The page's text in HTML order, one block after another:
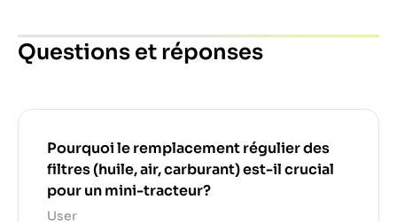
Questions et réponses
Pourquoi le remplacement régulier des
filtres (huile, air, carburant) est-il crucial
pour un mini-tracteur?
User